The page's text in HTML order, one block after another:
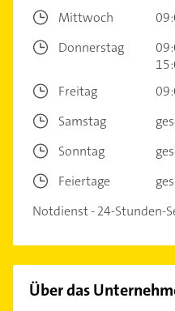
Mittwoch
Donnerstag
Freitag
Samstag
Sonntag
Feiertage
Notdienst - 24-Stunden-
Über das